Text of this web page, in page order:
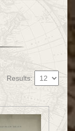
Results: